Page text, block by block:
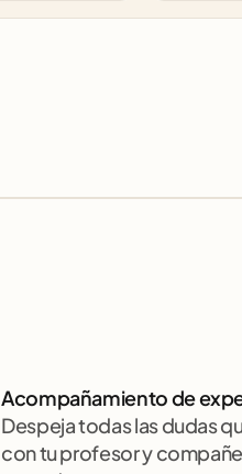
Acompañamiento de
Despeja todas las dudas
con tu profesor y